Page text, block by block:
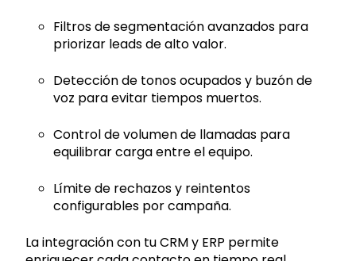
Filtros de segmentación avanzados para
priorizar leads de alto valor.
Detección de tonos ocupados y buzón de
voz para evitar tiempos muertos.
Control de volumen de llamadas para
equilibrar carga entre el equipo.
Límite de rechazos y reintentos
configurables por campaña.
La integración con tu CRM y ERP permite